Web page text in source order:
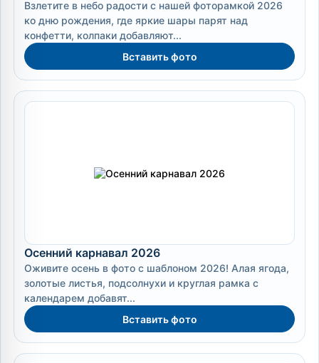
Взлетите в небо радости с нашей фоторамкой 2026
ко дню рождения, где яркие шары парят над
конфетти, колпаки добавляют...
Вставить фото
Осенний карнавал 2026
Оживите осень в фото с шаблоном 2026! Алая ягода,
золотые листья, подсолнухи и круглая рамка с
календарем добавят...
Вставить фото